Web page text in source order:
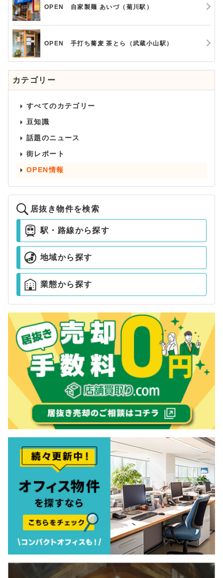
OPEN 自家製麺 あいづ（菊川駅）
OPEN 手打ち蕎麦 茶とら（武蔵小山駅）
カテゴリー
すべてのカテゴリー
豆知識
話題のニュース
街レポート
OPEN情報
居抜き物件を検索
駅・路線から探す
地域から探す
業態から探す